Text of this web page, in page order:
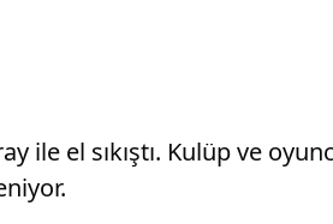
ile el sıkıştı. Kulüp ve